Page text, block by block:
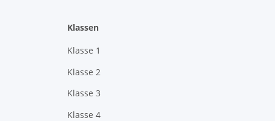
Klassen
Klasse 1
Klasse 2
Klasse 3
Klasse 4